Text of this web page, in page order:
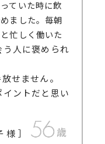
ていた時に飲
ました。毎朝
忙しく働いた
人に褒められ
せません。
ントだと思い
様 ］